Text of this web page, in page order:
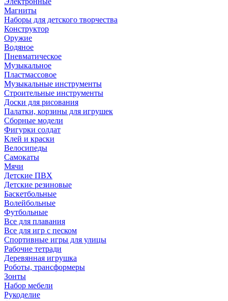
Магниты
Наборы для детского творчества
Конструктор
Оружие
Водяное
Пневматическое
Музыкальное
Пластмассовое
Музыкальные инструменты
Строительные инструменты
Доски для рисования
Палатки, корзины для игрушек
Сборные модели
Фигурки солдат
Клей и краски
Велосипеды
Самокаты
Мячи
Детские ПВХ
Детские резиновые
Баскетбольные
Волейбольные
Футбольные
Все для плавания
Все для игр с песком
Спортивные игры для улицы
Рабочие тетради
Деревянная игрушка
Роботы, трансформеры
Зонты
Набор мебели
Рукоделие